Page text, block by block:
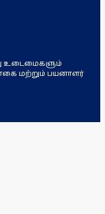
உடைமைகளும்
மற்றும் பயனாளர்